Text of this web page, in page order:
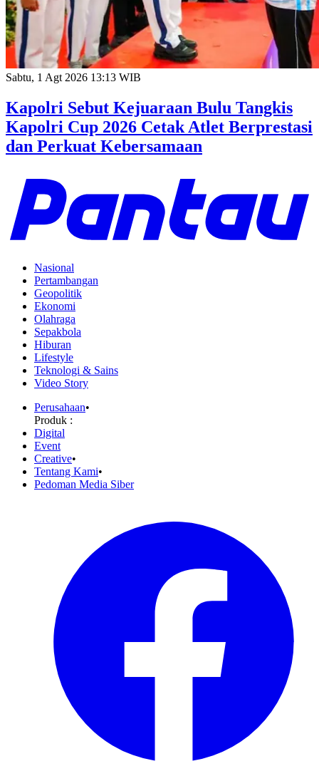
Sabtu, 1 Agt 2026 13:13 WIB
Kapolri Sebut Kejuaraan Bulu Tangkis
Kapolri Cup 2026 Cetak Atlet Berprestasi
dan Perkuat Kebersamaan
Nasional
Pertambangan
Geopolitik
Ekonomi
Olahraga
Sepakbola
Hiburan
Lifestyle
Teknologi & Sains
Video Story
Perusahaan•
Produk :
Digital
Event
Creative•
Tentang Kami•
Pedoman Media Siber